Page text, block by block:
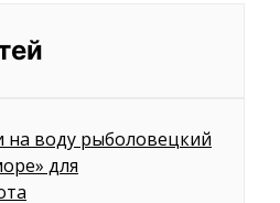
на воду рыболовецкий
для